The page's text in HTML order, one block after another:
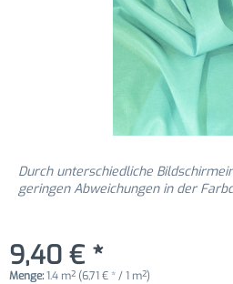
Durch unterschiedliche
geringen Abweichungen in der
9,40 € *
Menge:1.4 m² (6,71 € * / 1 m²)